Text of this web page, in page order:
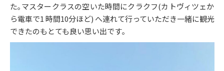
た｡マスタークラスの空いた時間にクラクフ(カトヴィツェか
ら電車で1 時間10分ほど) へ連れて行っていただき一緒に観光
できたのもとても良い思い出です｡